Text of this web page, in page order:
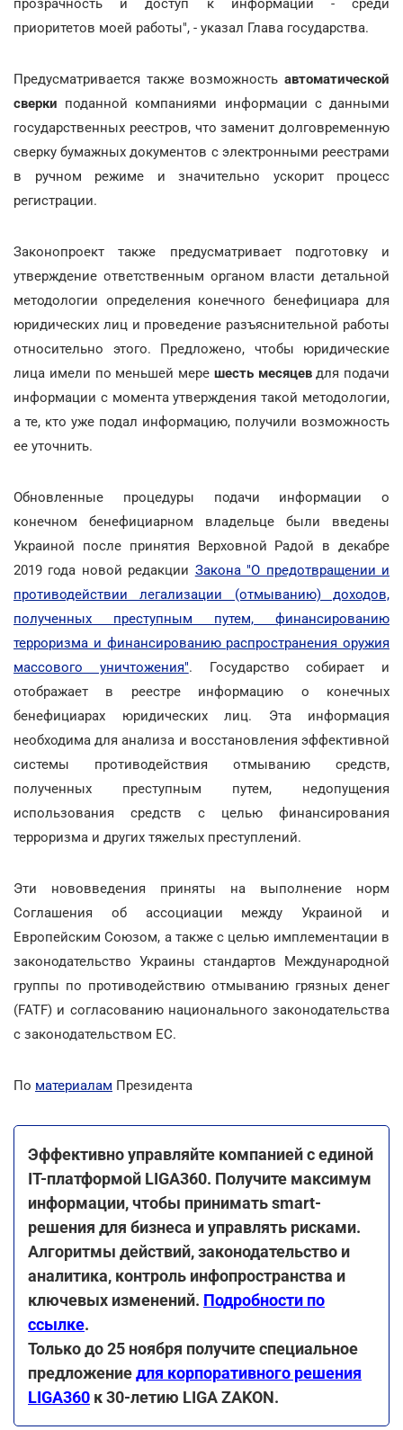
прозрачность и доступ к информации - среди
приоритетов моей работы", - указал Глава государства.
Предусматривается также возможность автоматической
сверки поданной компаниями информации с данными
государственных реестров, что заменит долговременную
сверку бумажных документов с электронными реестрами
в ручном режиме и значительно ускорит процесс
регистрации.
Законопроект также предусматривает подготовку и
утверждение ответственным органом власти детальной
методологии определения конечного бенефициара для
юридических лиц и проведение разъяснительной работы
относительно этого. Предложено, чтобы юридические
лица имели по меньшей мере шесть месяцевдля подачи
информации с момента утверждения такой методологии,
а те, кто уже подал информацию, получили возможность
ее уточнить.
Обновленные процедуры подачи информации о
конечном бенефициарном владельце были введены
Украиной после принятия Верховной Радой в декабре
2019 года новой редакции Закона "О предотвращении и
противодействии легализации (отмыванию) доходов,
полученных преступным путем, финансированию
терроризма и финансированию распространения оружия
массового уничтожения". Государство собирает и
отображает в реестре информацию о конечных
бенефициарах юридических лиц. Эта информация
необходима для анализа и восстановления эффективной
системы противодействия отмыванию средств,
полученных преступным путем, недопущения
использования средств с целью финансирования
терроризма и других тяжелых преступлений.
Эти нововведения приняты на выполнение норм
Соглашения об ассоциации между Украиной и
Европейским Союзом, а также с целью имплементации в
законодательство Украины стандартов Международной
группы по противодействию отмыванию грязных денег
(FATF) и согласованию национального законодательства
с законодательством ЕС.
По материалам Президента
Эффективно управляйте компанией с единой
ІТ-платформой LIGA360. Получите максимум
информации, чтобы принимать smart-
решения для бизнеса и управлять рисками.
Алгоритмы действий, законодательство и
аналитика, контроль инфопространства и
ключевых изменений. Подробности по
ссылке.
Только до 25 ноября получите специальное
предложениедля корпоративного решения
LIGA360 к 30-летию LIGA ZAKON.